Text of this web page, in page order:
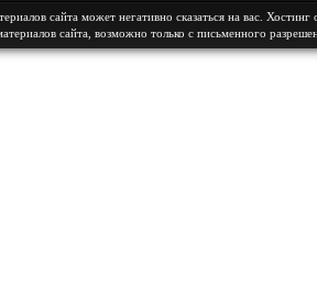
сайта может негативно сказаться на вас. Хостинг
сайта, возможно только с письменного